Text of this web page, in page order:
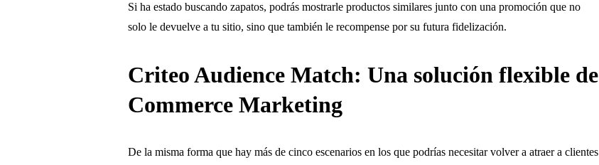
Si ha estado buscando zapatos, podrás mostrarle productos similares junto con una promoción que no
solo le devuelve a tu sitio, sino que también le recompense por su futura fidelización.
Criteo Audience Match: Una solución flexible de
Commerce Marketing
De la misma forma que hay más de cinco escenarios en los que podrías necesitar volver a atraer a clientes